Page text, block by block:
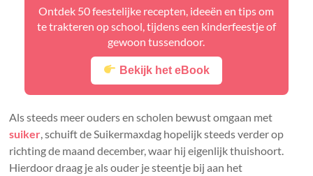
Ontdek 50 feestelijke recepten, ideeën en tips om
te trakteren op school, tijdens een kinderfeestje of
gewoon tussendoor.
Bekijk het eBook
Als steeds meer ouders en scholen bewust omgaan met
suiker , schuift de Suikermaxdag hopelijk steeds verder op
richting de maand december, waar hij eigenlijk thuishoort.
Hierdoor draag je als ouder je steentje bij aan het